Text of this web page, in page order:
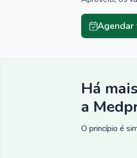
Há
a
O princípio é